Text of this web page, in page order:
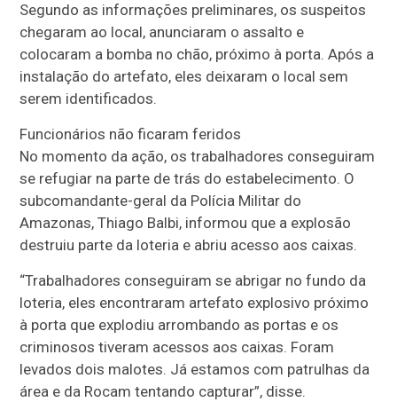
Segundo as informações preliminares, os suspeitos
chegaram ao local, anunciaram o assalto e
colocaram a bomba no chão, próximo à porta. Após a
instalação do artefato, eles deixaram o local sem
serem identificados.
Funcionários não ficaram feridos
No momento da ação, os trabalhadores conseguiram
se refugiar na parte de trás do estabelecimento. O
subcomandante-geral da Polícia Militar do
Amazonas, Thiago Balbi, informou que a explosão
destruiu parte da loteria e abriu acesso aos caixas.
“Trabalhadores conseguiram se abrigar no fundo da
loteria, eles encontraram artefato explosivo próximo
à porta que explodiu arrombando as portas e os
criminosos tiveram acessos aos caixas. Foram
levados dois malotes. Já estamos com patrulhas da
área e da Rocam tentando capturar”, disse.